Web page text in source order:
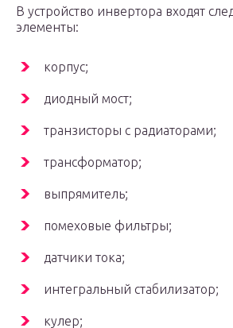
В устройство инвертора входят
элементы:
корпус;
диодный мост;
транзисторы с радиаторами;
трансформатор;
выпрямитель;
помеховые фильтры;
датчики тока;
интегральный стабилизатор;
кулер;